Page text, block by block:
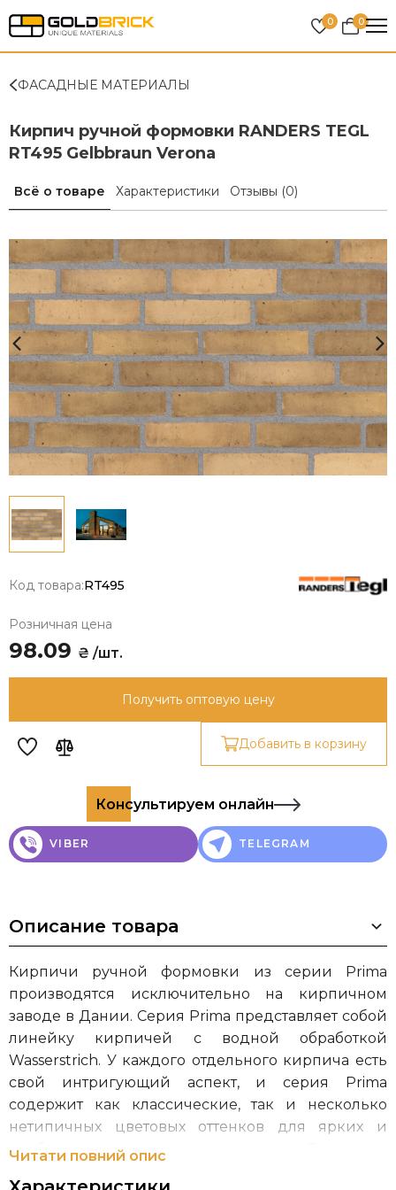
0 0
ФАСАДНЫЕ МАТЕРИАЛЫ
Кирпич ручной формовки RANDERS TEGL
RT495 Gelbbraun Verona
Всё о товаре Характеристики Отзывы (0)
Код товара:RT495
Розничная цена
98.09 ₴ /шт.
Получить оптовую цену
Добавить в корзину
Консультируем онлайн
VIBER TELEGRAM
Описание товара
Кирпичи ручной формовки из серии Prima
производятся исключительно на кирпичном
заводе в Дании. Серия Prima представляет собой
линейку кирпичей с водной обработкой
Wasserstrich. У каждого отдельного кирпича есть
свой интригующий аспект, и серия Prima
содержит как классические, так и несколько
нетипичных цветовых оттенков для ярких и
необычных архитектурных проектов. Благодаря
Читати повний опис